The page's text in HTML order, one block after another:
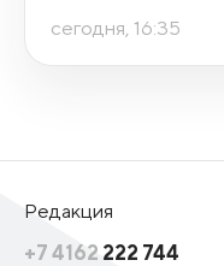
сегодня, 16:35
Редакция
+7 4162 222 744